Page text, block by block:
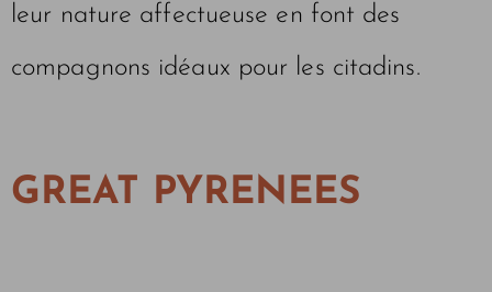
leur nature affectueuse en font des
compagnons idéaux pour les citadins.
GREAT PYRENEES